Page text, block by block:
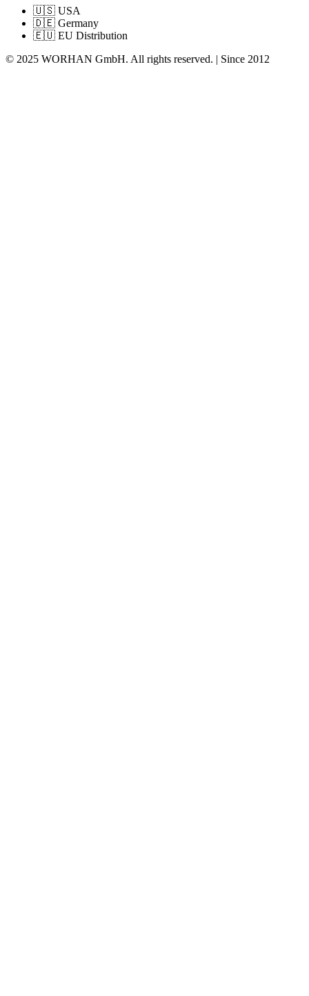
🇺🇸 USA
🇩🇪 Germany
🇪🇺 EU Distribution
© 2025 WORHAN GmbH. All rights reserved. | Since 2012